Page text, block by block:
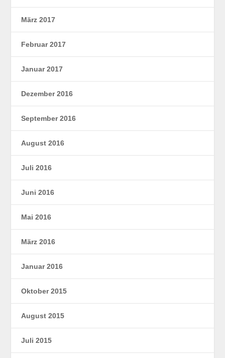
März 2017
Februar 2017
Januar 2017
Dezember 2016
September 2016
August 2016
Juli 2016
Juni 2016
Mai 2016
März 2016
Januar 2016
Oktober 2015
August 2015
Juli 2015